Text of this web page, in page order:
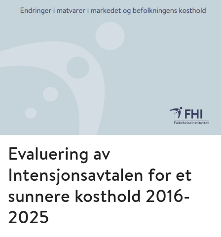
Evaluering av
Intensjonsavtalen for et
sunnere kosthold 2016-
2025